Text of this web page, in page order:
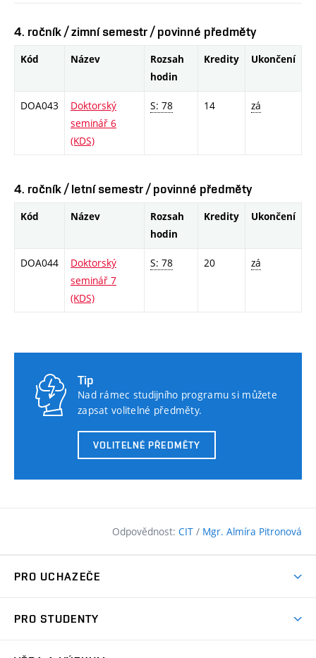
4. ročník / zimní semestr / povinné předměty
Kód Název
Rozsah
hodin
Kredity Ukončení
DOA043
Doktorský
seminář 6
(KDS)
S: 78 14 zá
4. ročník / letní semestr / povinné předměty
Kód Název
Rozsah
hodin
Kredity Ukončení
DOA044
Doktorský
seminář 7
(KDS)
S: 78 20 zá
Tip
Nad rámec studijního programu si můžete
zapsat volitelné předměty.
VOLITELNÉ PŘEDMĚTY
Odpovědnost: CIT / Mgr. Almíra Pitronová
PRO UCHAZEČE
PRO STUDENTY